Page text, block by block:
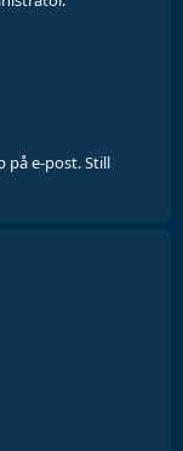
på e-post. Still